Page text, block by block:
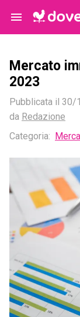
Mercato
2023
Pubblicata il 30/
da Redazione
Categoria: